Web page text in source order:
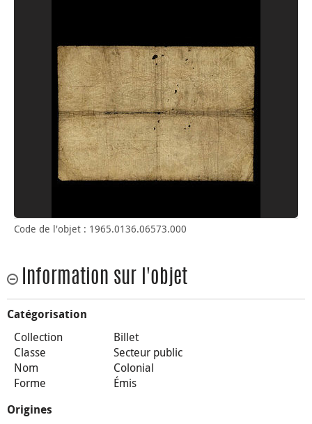
Code de l'objet : 1965.0136.06573.000
Information sur l'objet
Catégorisation
Collection
Billet
Classe
Secteur public
Nom
Colonial
Forme
Émis
Origines